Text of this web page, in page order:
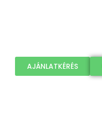
AJÁNLATKÉRÉS